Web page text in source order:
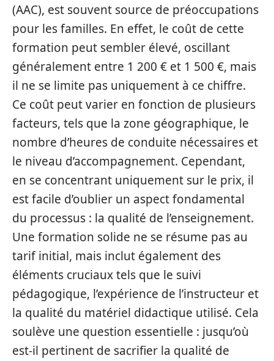
(AAC), est souvent source de préoccupations
pour les familles. En effet, le coût de cette
formation peut sembler élevé, oscillant
généralement entre 1 200 € et 1 500 €, mais
il ne se limite pas uniquement à ce chiffre.
Ce coût peut varier en fonction de plusieurs
facteurs, tels que la zone géographique, le
nombre d’heures de conduite nécessaires et
le niveau d’accompagnement. Cependant,
en se concentrant uniquement sur le prix, il
est facile d’oublier un aspect fondamental
du processus : la qualité de l’enseignement.
Une formation solide ne se résume pas au
tarif initial, mais inclut également des
éléments cruciaux tels que le suivi
pédagogique, l’expérience de l’instructeur et
la qualité du matériel didactique utilisé. Cela
soulève une question essentielle : jusqu’où
est-il pertinent de sacrifier la qualité de